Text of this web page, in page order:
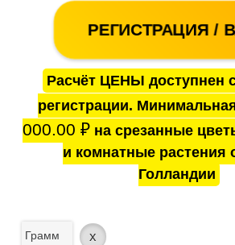
РЕГИСТРАЦИЯ /
Расчёт ЦЕНЫ доступнен
регистрации.
000.00 ₽на срезанные
и комнатные растения
Голландии
Грамм x